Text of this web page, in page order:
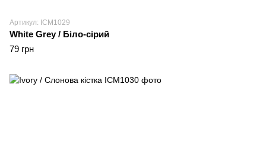
Артикул: ICM1029
White Grey / Біло-сірий
79 грн